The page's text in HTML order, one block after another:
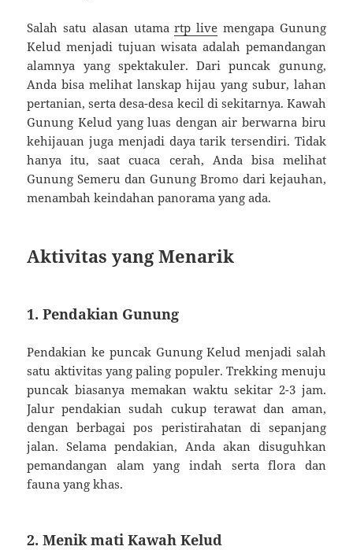
Salah satu alasan utamartp live mengapa Gunung
Kelud menjadi tujuan wisata adalah pemandangan
alamnya yang spektakuler. Dari puncak gunung,
Anda bisa melihat lanskap hijau yang subur, lahan
pertanian, serta desa-desa kecil di sekitarnya. Kawah
Gunung Kelud yang luas dengan air berwarna biru
kehijauan juga menjadi daya tarik tersendiri. Tidak
hanya itu, saat cuaca cerah, Anda bisa melihat
Gunung Semeru dan Gunung Bromo dari kejauhan,
menambah keindahan panorama yang ada.
Aktivitas yang Menarik
1. Pendakian Gunung
Pendakian ke puncak Gunung Kelud menjadi salah
satu aktivitas yang paling populer. Trekking menuju
puncak biasanya memakan waktu sekitar 2-3 jam.
Jalur pendakian sudah cukup terawat dan aman,
dengan berbagai pos peristirahatan di sepanjang
jalan. Selama pendakian, Anda akan disuguhkan
pemandangan alam yang indah serta flora dan
fauna yang khas.
2. Menik mati Kawah Kelud